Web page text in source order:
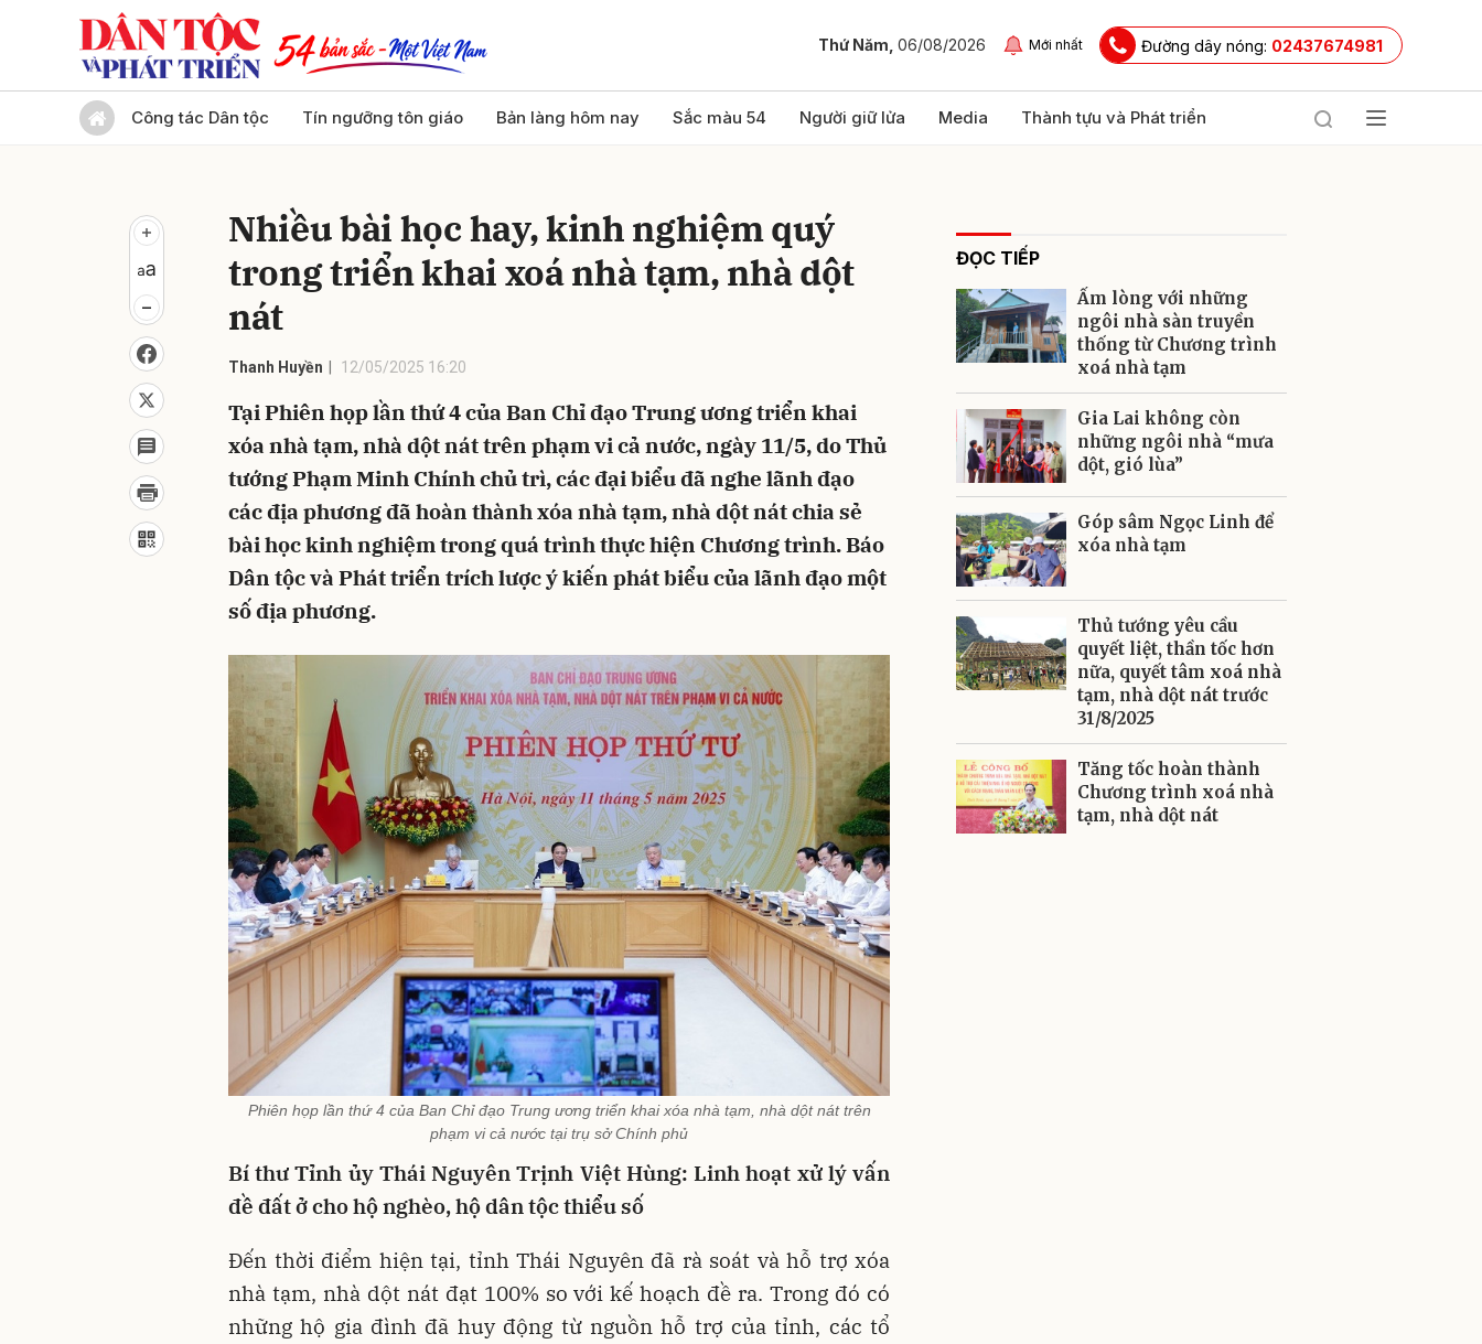
Thứ Năm, 06/08/2026 Mới nhất Đường dây nóng: 02437674981
Công tác Dân tộc Tín ngưỡng tôn giáo Bản làng hôm nay Sắc màu 54 Người giữ lửa Media Thành tựu và Phát triển
Nhiều bài học hay, kinh nghiệm quý
trong triển khai xoá nhà tạm, nhà dột
nát
Thanh Huyền 12/05/2025 16:20
Tại Phiên họp lần thứ 4 của Ban Chỉ đạo Trung ương triển khai
xóa nhà tạm, nhà dột nát trên phạm vi cả nước, ngày 11/5, do Thủ
tướng Phạm Minh Chính chủ trì, các đại biểu đã nghe lãnh đạo
các địa phương đã hoàn thành xóa nhà tạm, nhà dột nát chia sẻ
bài học kinh nghiệm trong quá trình thực hiện Chương trình. Báo
Dân tộc và Phát triển trích lược ý kiến phát biểu của lãnh đạo một
số địa phương.
Phiên họp lần thứ 4 của Ban Chỉ đạo Trung ương triển khai xóa nhà tạm, nhà dột nát trên
phạm vi cả nước tại trụ sở Chính phủ
Bí thư Tỉnh ủy Thái Nguyên Trịnh Việt Hùng: Linh hoạt xử lý vấn
đề đất ở cho hộ nghèo, hộ dân tộc thiểu số
Đến thời điểm hiện tại, tỉnh Thái Nguyên đã rà soát và hỗ trợ xóa
nhà tạm, nhà dột nát đạt 100% so với kế hoạch đề ra. Trong đó có
những hộ gia đình đã huy động từ nguồn hỗ trợ của tỉnh, các tổ
ĐỌC TIẾP
Ấm lòng với những
ngôi nhà sàn truyền
thống từ Chương trình
xoá nhà tạm
Gia Lai không còn
những ngôi nhà “mưa
dột, gió lùa”
Góp sâm Ngọc Linh để
xóa nhà tạm
Thủ tướng yêu cầu
quyết liệt, thần tốc hơn
nữa, quyết tâm xoá nhà
tạm, nhà dột nát trước
31/8/2025
Tăng tốc hoàn thành
Chương trình xoá nhà
tạm, nhà dột nát
Gửi bình luận
Gửi